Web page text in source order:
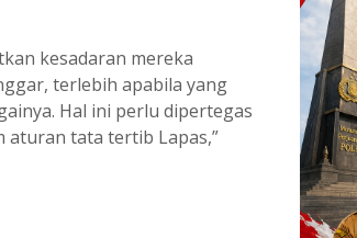
kesadaran mereka
terlebih apabila yang
Hal ini perlu dipertegas
aturan tata tertib Lapas,”